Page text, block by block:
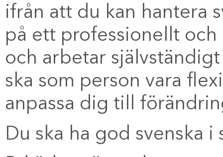
ifrån att du kan hantera
på ett professionellt och
och arbetar
ska som person vara
anpassa dig till
Du ska ha god svenska i